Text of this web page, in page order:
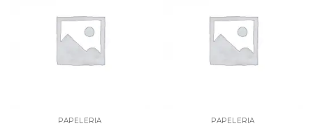
PAPELERIA PAPELERIA